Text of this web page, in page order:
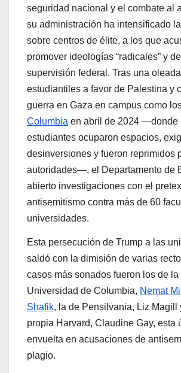
seguridad nacional y el combate al
su administración ha intensificado
sobre centros de élite, a los que
promover ideologías “radicales” y
supervisión federal. Tras una
estudiantiles a favor de Palestina y
guerra en Gaza en campus como
Columbia en abril de 2024 —donde
estudiantes ocuparon espacios,
desinversiones y fueron reprimidos
autoridades—, el Departamento de
abierto investigaciones con el
antisemitismo contra más de 60
universidades.
Esta persecución de Trump a las
saldó con la dimisión de varias
casos más sonados fueron los de la
Universidad de Columbia, Nemat
Shafik, la de Pensilvania, Liz Magill
propia Harvard, Claudine Gay, esta
envuelta en acusaciones de
plagio.